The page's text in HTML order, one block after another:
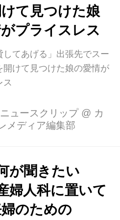
て見つけた娘
プライスレス
してあげる」出張先でスー
開けて見つけた娘の愛情が
ス
ュースクリップ @ カ
メディア編集部
が聞きたい
婦人科に置いて
のための